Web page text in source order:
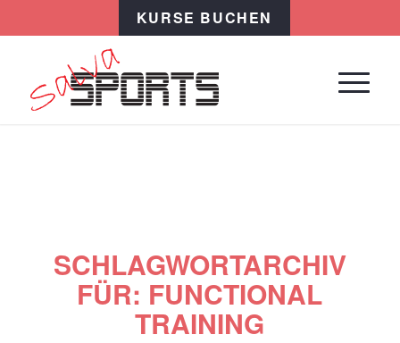
KURSE BUCHEN
SCHLAGWORTARCHIV
FÜR: FUNCTIONAL
TRAINING